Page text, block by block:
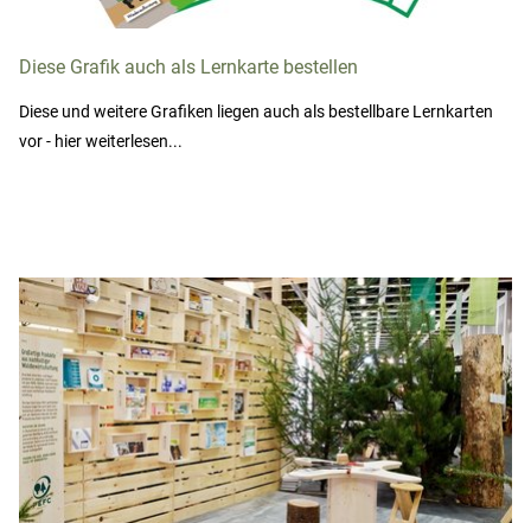
Diese Grafik auch als Lernkarte bestellen
Diese und weitere Grafiken liegen auch als bestellbare Lernkarten
vor - hier weiterlesen...